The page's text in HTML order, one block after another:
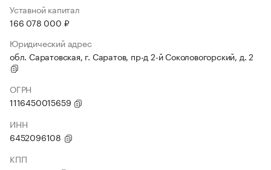
Уставной капитал
166 078 000 ₽
Юридический адрес
обл. Саратовская, г. Саратов, пр-д 2-й Соколовогорский, д. 2
ОГРН
1116450015659
ИНН
6452096108
КПП